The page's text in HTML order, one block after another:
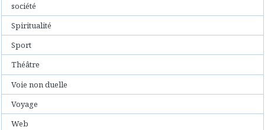
société
Spiritualité
Sport
Théâtre
Voie non duelle
Voyage
Web